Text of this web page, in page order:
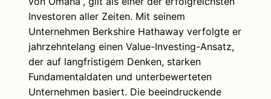
Investoren aller Zeiten. Mit seinem
Unternehmen Berkshire Hathaway verfolgte er
jahrzehntelang einen Value-Investing-Ansatz,
der auf langfristigem Denken, starken
Fundamentaldaten und unterbewerteten
Unternehmen basiert. Die beeindruckende